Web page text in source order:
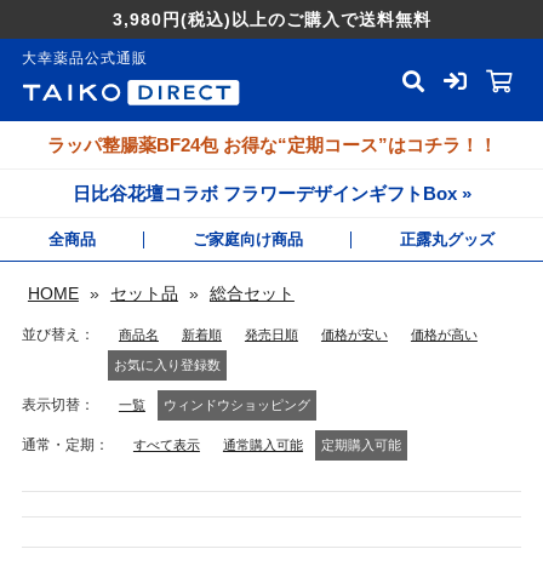
3,980円(税込) 以上のご購入で送料無料
大幸薬品公式通販
ラッパ整腸薬BF24包 お得な“定期コース”はコチラ！！
日比谷花壇コラボ フラワーデザインギフトBox »
全商品 ご家庭向け商品 正露丸グッズ
HOME » セット品 » 総合セット
並び替え 商品名 新着順 発売日順 価格が安い 価格が高い
お気に入り登録数
表示切替 一覧 ウィンドウショッピング
通常・定期 すべて表示 通常購入可能 定期購入可能